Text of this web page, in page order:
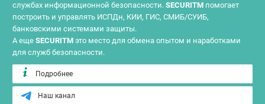
службах информационной безопасности. SECURITM помогает
построить и управлять ИСПДн, КИИ, ГИС, СМИБ/СУИБ,
банковскими системами защиты.
А еще SECURITM это место для обмена опытом и наработками
для служб безопасности.
Подробнее
Наш канал